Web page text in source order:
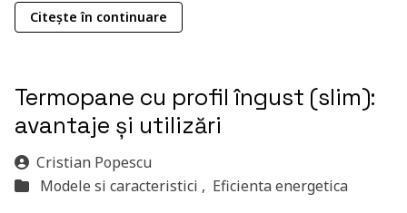
Citește în continuare
Termopane cu profil îngust (slim):
avantaje și utilizări
Cristian Popescu
Modele si caracteristici , Eficienta energetica